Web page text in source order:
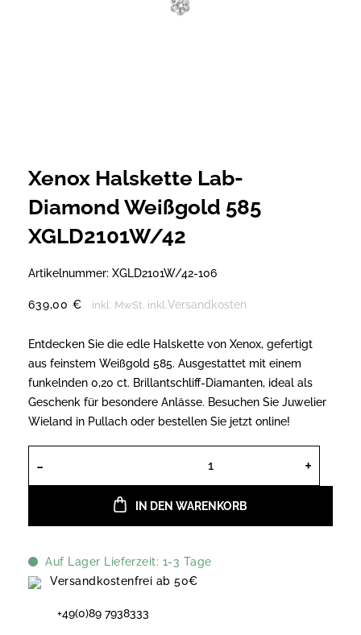
Xenox Halskette Lab-
Diamond Weißgold 585
XGLD2101W/42
Artikelnummer: XGLD2101W/42-106
639,00 € inkl. MwSt. inkl.Versandkosten
Entdecken Sie die edle Halskette von Xenox, gefertigt
aus feinstem Weißgold 585. Ausgestattet mit einem
funkelnden 0,20 ct. Brillantschliff-Diamanten, ideal als
Geschenk für besondere Anlässe. Besuchen Sie Juwelier
Wieland in Pullach oder bestellen Sie jetzt online!
Xenox Halskette Lab-Diamond
IN DEN WARENKORB
Auf Lager Lieferzeit: 1-3 Tage
Versandkostenfrei ab 50€
+49(0)89 7938333